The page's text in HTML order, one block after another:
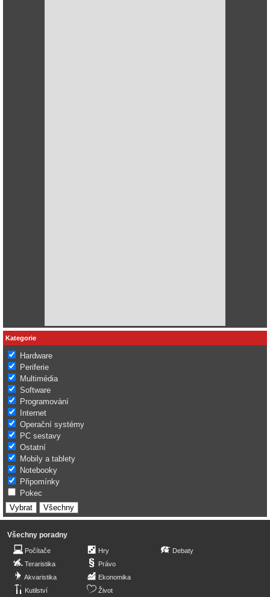
Kategorie
Hardware
Periferie
Multimédia
Software
Programování
Internet
Operační systémy
PC sestavy
Ostatní
Mobily a tablety
Notebooky
Připomínky
Pokec
Všechny poradny
Počítače
Teraristika
Akvaristika
Kutilství
Hry
Právo
Ekonomika
Život
Debaty